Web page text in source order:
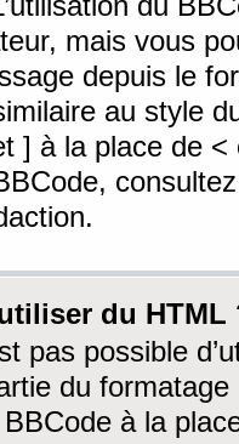
mais vous
depuis le
au style
] à la place de <
du HTML
pas possible
du
à la